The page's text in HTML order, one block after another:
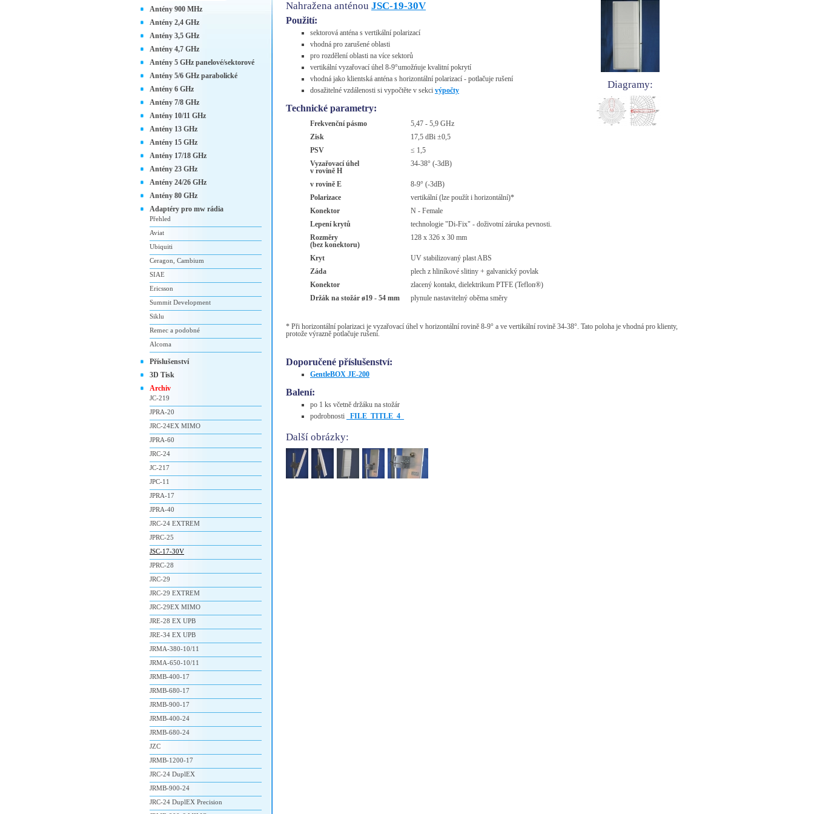
Diagramy:
Nahražena anténou JSC-19-30V
Použití:
sektorová anténa s vertikální polarizací
vhodná pro zarušené oblasti
pro rozdělení oblasti na více sektorů
vertikální vyzařovací úhel 8-9°umožńuje kvalitní pokrytí
vhodná jako klientská anténa s horizontální polarizací - potlačuje rušení
dosažitelné vzdálenosti si vypočtěte v sekci výpočty
Technické parametry:
Frekvenční pásmo
5,47 - 5,9 GHz
Zisk
17,5 dBi ±0,5
PSV
≤ 1,5
Vyzařovací úhel
v rovině H
34-38° (-3dB)
v rovině E
8-9° (-3dB)
Polarizace
vertikální (lze použít i horizontální)*
Konektor
N - Female
Lepení krytů
technologie "Di-Fix" - doživotní záruka pevnosti.
Rozměry
(bez konektoru)
128 x 326 x 30 mm
Kryt
UV stabilizovaný plast ABS
Záda
plech z hliníkové slitiny + galvanický povlak
Konektor
zlacený kontakt, dielektrikum PTFE (Teflon®)
Držák na stožár ø19 - 54 mm
plynule nastavitelný oběma směry
* Při horizontální polarizaci je vyzařovací úhel v horizontální rovině 8-9° a ve vertikální rovině 34-38°. Tato poloha je vhodná pro klienty,
protože výrazně potlačuje rušení.
Doporučené příslušenství:
GentleBOX JE-200
Balení:
po 1 ks včetně držáku na stožár
podrobnosti
_FILE_TITLE_4_
Další obrázky:
Antény 900 MHz
Antény 2,4 GHz
Antény 3,5 GHz
Antény 4,7 GHz
Antény 5 GHz panelové/sektorové
Antény 5/6 GHz parabolické
Antény 6 GHz
Antény 7/8 GHz
Antény 10/11 GHz
Antény 13 GHz
Antény 15 GHz
Antény 17/18 GHz
Antény 23 GHz
Antény 24/26 GHz
Antény 80 GHz
Adaptéry pro mw rádia
Přehled
Aviat
Ubiquiti
Ceragon, Cambium
SIAE
Ericsson
Summit Development
Siklu
Remec a podobné
Alcoma
Příslušenství
3D Tisk
Archiv
JC-219
JPRA-20
JRC-24EX MIMO
JPRA-60
JRC-24
JC-217
JPC-11
JPRA-17
JPRA-40
JRC-24 EXTREM
JPRC-25
JSC-17-30V
JPRC-28
JRC-29
JRC-29 EXTREM
JRC-29EX MIMO
JRE-28 EX UPB
JRE-34 EX UPB
JRMA-380-10/11
JRMA-650-10/11
JRMB-400-17
JRMB-680-17
JRMB-900-17
JRMB-400-24
JRMB-680-24
JZC
JRMB-1200-17
JRC-24 DuplEX
JRMB-900-24
JRC-24 DuplEX Precision